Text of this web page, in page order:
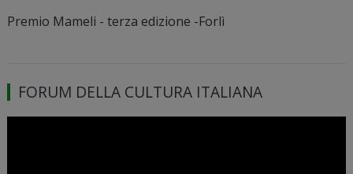
Premio Mameli - terza edizione -Forlì
FORUM DELLA CULTURA ITALIANA